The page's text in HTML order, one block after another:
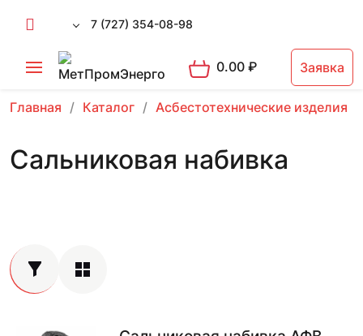
7 (727) 354-08-98
0.00₽ Заявка
Главная Каталог Асбестотехнические изделия
Сальниковая набивка